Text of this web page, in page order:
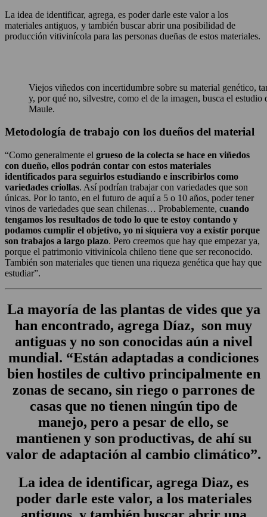
La idea de identificar, agrega, es poder darle este valor a los
materiales antiguos, y también buscar abrir una posibilidad de
producción vitivinícola para las personas dueñas de estos materiales.
Viejos viñedos con incertidumbre sobre su material genético,
y, por qué no, silvestre, como el de la imagen, busca el
Maule.
Metodología de trabajo con los dueños del material
“Como generalmente el grueso de la colecta se hace en viñedos
con dueño, ellos podrán contar con estos materiales
identificados para seguirlos estudiando e inscribirlos como
variedades criollas. Así podrían trabajar con variedades que son
únicas. Por lo tanto, en el futuro de aquí a 5 o 10 años, poder tener
vinos de variedades que sean chilenas… Probablemente, cuando
tengamos los resultados de todo lo que te estoy contando y
podamos cumplir el objetivo, yo ni siquiera voy a existir porque
son trabajos a largo plazo. Pero creemos que hay que empezar ya,
porque el patrimonio vitivinícola chileno tiene que ser reconocido.
También son materiales que tienen una riqueza genética que hay que
estudiar”.
La mayoría de las plantas de vides que ya
han encontrado, agrega Díaz, son muy
antiguas y no son conocidas aún a nivel
mundial. “Están adaptadas a condiciones
bien hostiles de cultivo principalmente en
zonas de secano, sin riego o parrones de
casas que no tienen ningún tipo de
manejo, pero a pesar de ello, se
mantienen y son productivas, de ahí su
valor de adaptación al cambio climático”.
La idea de identificar, agrega Diaz, es
poder darle este valor, a los materiales